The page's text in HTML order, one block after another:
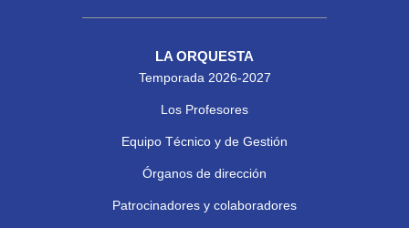
LA ORQUESTA
Temporada 2026-2027
Los Profesores
Equipo Técnico y de Gestión
Órganos de dirección
Patrocinadores y colaboradores